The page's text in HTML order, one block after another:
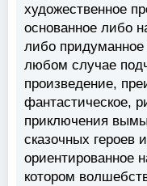
художественное
основанное либо
либо
любом случае
произведение,
фантастическое,
приключения
сказочных героев
ориентированное
котором